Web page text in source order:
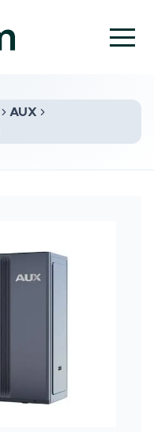
AUX